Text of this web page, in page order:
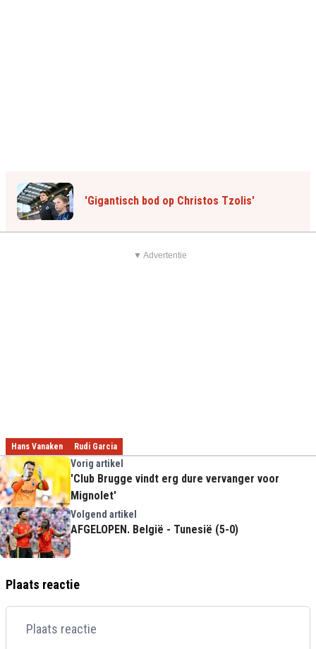
'Gigantisch bod op Christos Tzolis'
▼ Advertentie
Hans Vanaken Rudi Garcia
Vorig artikel
'Club Brugge vindt erg dure vervanger voor
Mignolet'
Volgend artikel
AFGELOPEN. België - Tunesië (5-0)
Plaats reactie